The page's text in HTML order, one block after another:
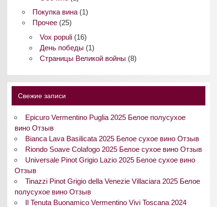
Покупка вина(1)
Прочее(25)
Vox populi(16)
День победы (1)
Страницы Великой войны (8)
Свежие записи
Epicuro Vermentino Puglia 2025 Белое полусухое
вино Отзыв
Bianca Lava Basilicata 2025 Белое сухое вино Отзыв
Riondo Soave Colafogo 2025 Белое сухое вино Отзыв
Universale Pinot Grigio Lazio 2025 Белое сухое вино
Отзыв
Tinazzi Pinot Grigio della Venezie Villaciara 2025 Белое
полусухое вино Отзыв
Il Tenuta Buonamico Vermentino Vivi Toscana 2024